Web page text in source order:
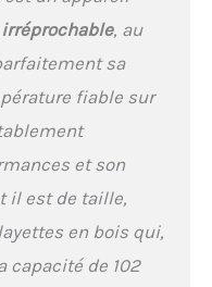
Vinotag pour
connectée de
à vin. Classe
G, niveau
discret de 38 dB,
une
vivre.
, au
sa
fiable sur
et son
il est de taille,
en bois qui,
capacité de 102